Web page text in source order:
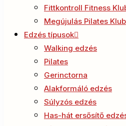
Fittkontroll Fitness
Megújulás Pilates Klub
Edzés típusok
Walking edzés
Pilates
Gerinctorna
Alakformáló edzés
Súlyzós edzés
Has-hát ersősítő